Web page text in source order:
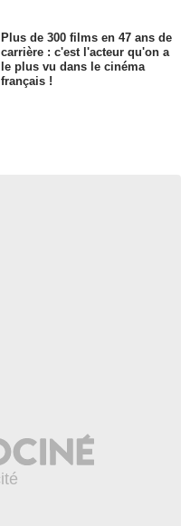
Plus de 300 films en 47 ans de
carrière : c'est l'acteur qu'on a
le plus vu dans le cinéma
français !